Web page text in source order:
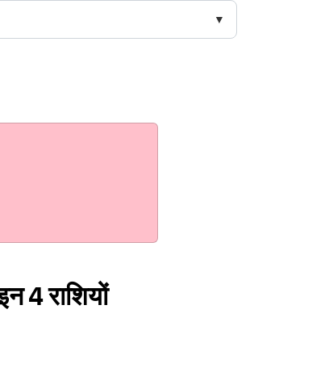
4 राशियों